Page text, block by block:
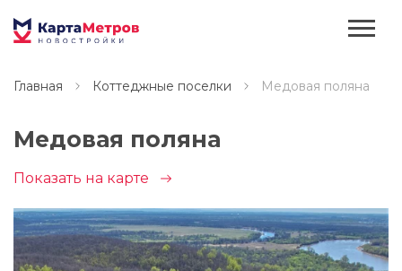
Главная Коттеджные поселки Медовая поляна
Медовая поляна
Показать на карте